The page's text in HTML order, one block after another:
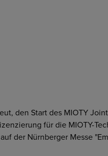
den Start des MIOTY
für die MIOTY-
der Nürnberger Messe